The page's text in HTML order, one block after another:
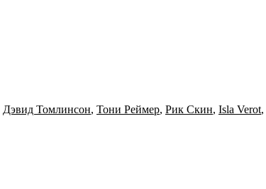
Дэвид Томлинсон, Тони Реймер, Рик Скин, Isla Verot,